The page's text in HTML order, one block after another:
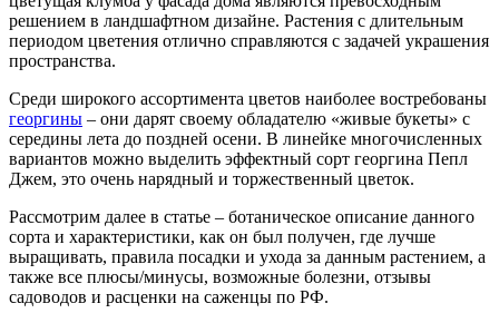
решением в ландшафтном дизайне. Растения с длительным
периодом цветения отлично справляются с задачей украшения
пространства.
Среди широкого ассортимента цветов наиболее востребованы
георгины – они дарят своему обладателю «живые букеты» с
середины лета до поздней осени. В линейке многочисленных
вариантов можно выделить эффектный сорт георгина Пепл
Джем, это очень нарядный и торжественный цветок.
Рассмотрим далее в статье – ботаническое описание данного
сорта и характеристики, как он был получен, где лучше
выращивать, правила посадки и ухода за данным растением, а
также все плюсы/минусы, возможные болезни, отзывы
садоводов и расценки на саженцы по РФ.